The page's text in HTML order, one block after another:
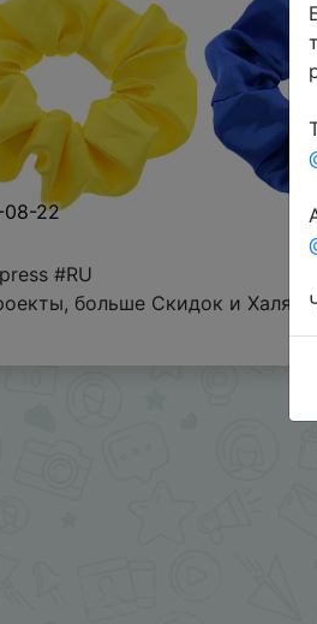
22
#RU
больше Скидок и